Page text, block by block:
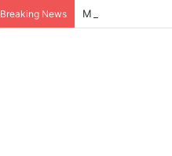
Breaking News